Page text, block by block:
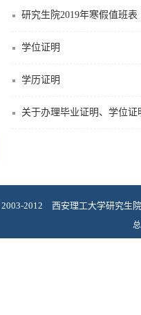
研究生院2019年寒假值班表
学位证明
学历证明
关于办理毕业证明、学位
2003-2012 西安理工大学研究生